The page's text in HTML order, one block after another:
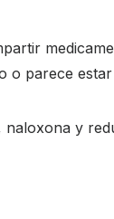
o parece
y